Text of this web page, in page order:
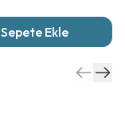
Sepete Ekle